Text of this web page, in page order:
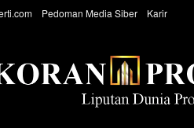
Pedoman Media Siber Karir